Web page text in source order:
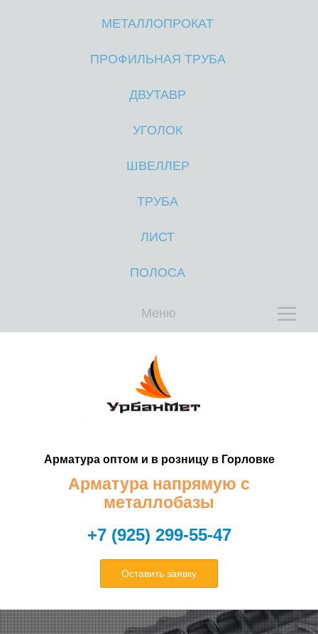
МЕТАЛЛОПРОКАТ
ПРОФИЛЬНАЯ ТРУБА
ДВУТАВР
УГОЛОК
ШВЕЛЛЕР
ТРУБА
ЛИСТ
ПОЛОСА
Меню
М
Е
Т
Арматура оптом и в розницу в Горловке
Арматура напрямую с
металлобазы
+7 (925) 299-55-47
Оставить заявку
М
Е
Т